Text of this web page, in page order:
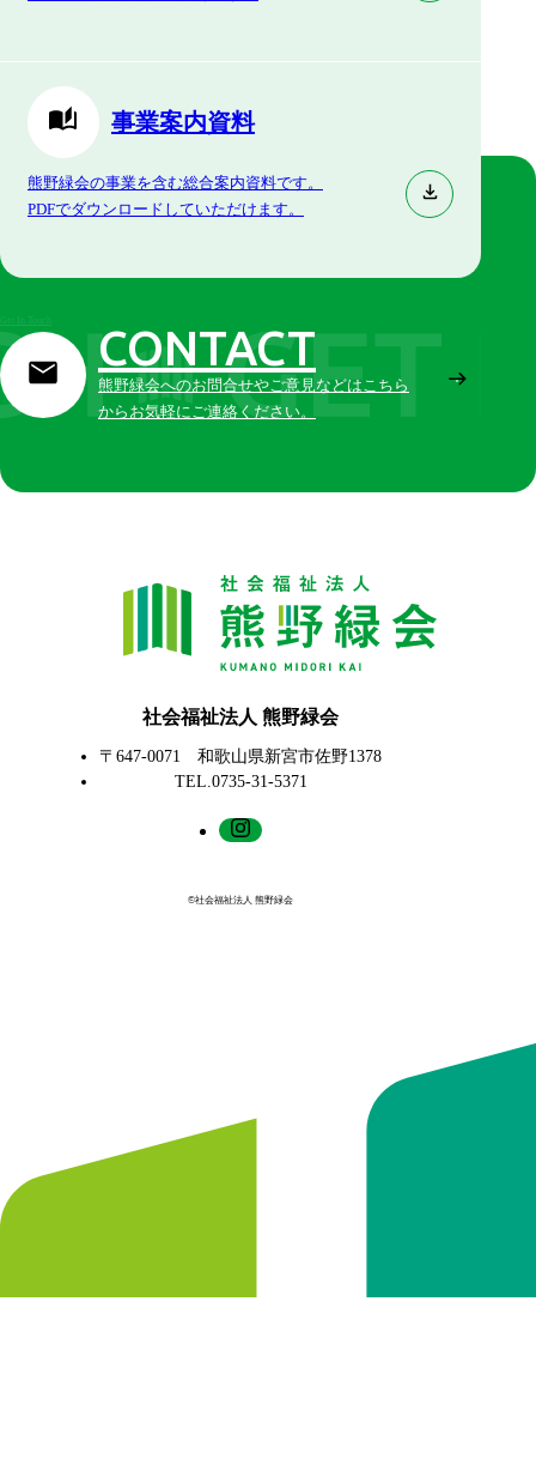
事業案内資料
熊野緑会の事業を含む総合案内資料です。
PDFでダウンロードしていただけます。
CONTACT
熊野緑会へのお問合せやご意見などはこちら
からお気軽にご連絡ください。
社会福祉法人 熊野緑会
〒647-0071 和歌山県新宮市佐野1378
TEL.0735-31-5371
©社会福祉法人 熊野緑会